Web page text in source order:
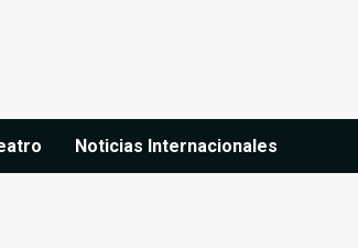
Noticias Internacionales